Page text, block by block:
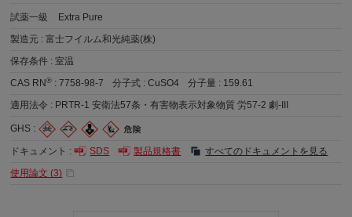
試薬一級
Extra Pure
製造元 :富士フイルム和光純薬(株)
保存条件 :室温
CAS RN® :7758-98-7 分子式 :CuSO4 分子量 : 159.61
適用法令 : PRTR-1 安衛法57条・有害物表示対象物質 労57-2 劇-III
GHS :
ドキュメント : SDS 製品規格書
すべてのドキュメントを見る
使用論文 (3)